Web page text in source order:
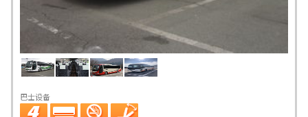
巴士设备